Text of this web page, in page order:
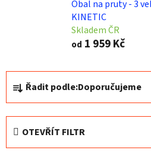
Obal na pruty - 3
KINETIC
Skladem ČR
od 1 959 Kč
Ř
a
z
Řadit podle:Doporučujeme
OTEVŘÍT FILTR